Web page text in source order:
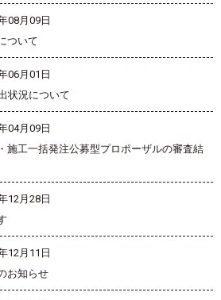
08月09日
ついて
06月01日
状況について
04月09日
施工一括発注公募型プロポーザルの審査結
12月28日
12月11日
お知らせ